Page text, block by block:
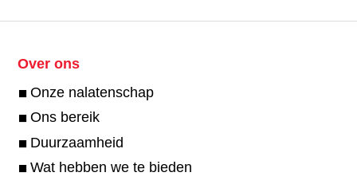
Over ons
Onze nalatenschap
Ons bereik
Duurzaamheid
Wat hebben we te bieden